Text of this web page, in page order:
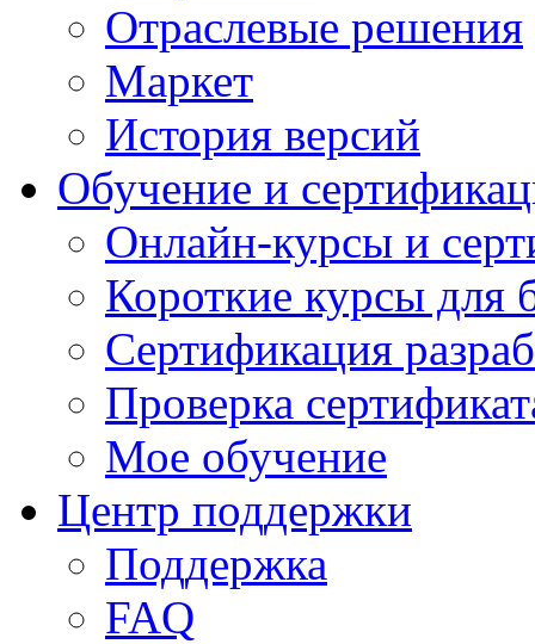
Отраслевые решения
Маркет
История версий
Обучение и
Онлайн-курсы и
Короткие курсы для
Сертификация
Проверка
Мое обучение
Центр поддержки
Поддержка
FAQ